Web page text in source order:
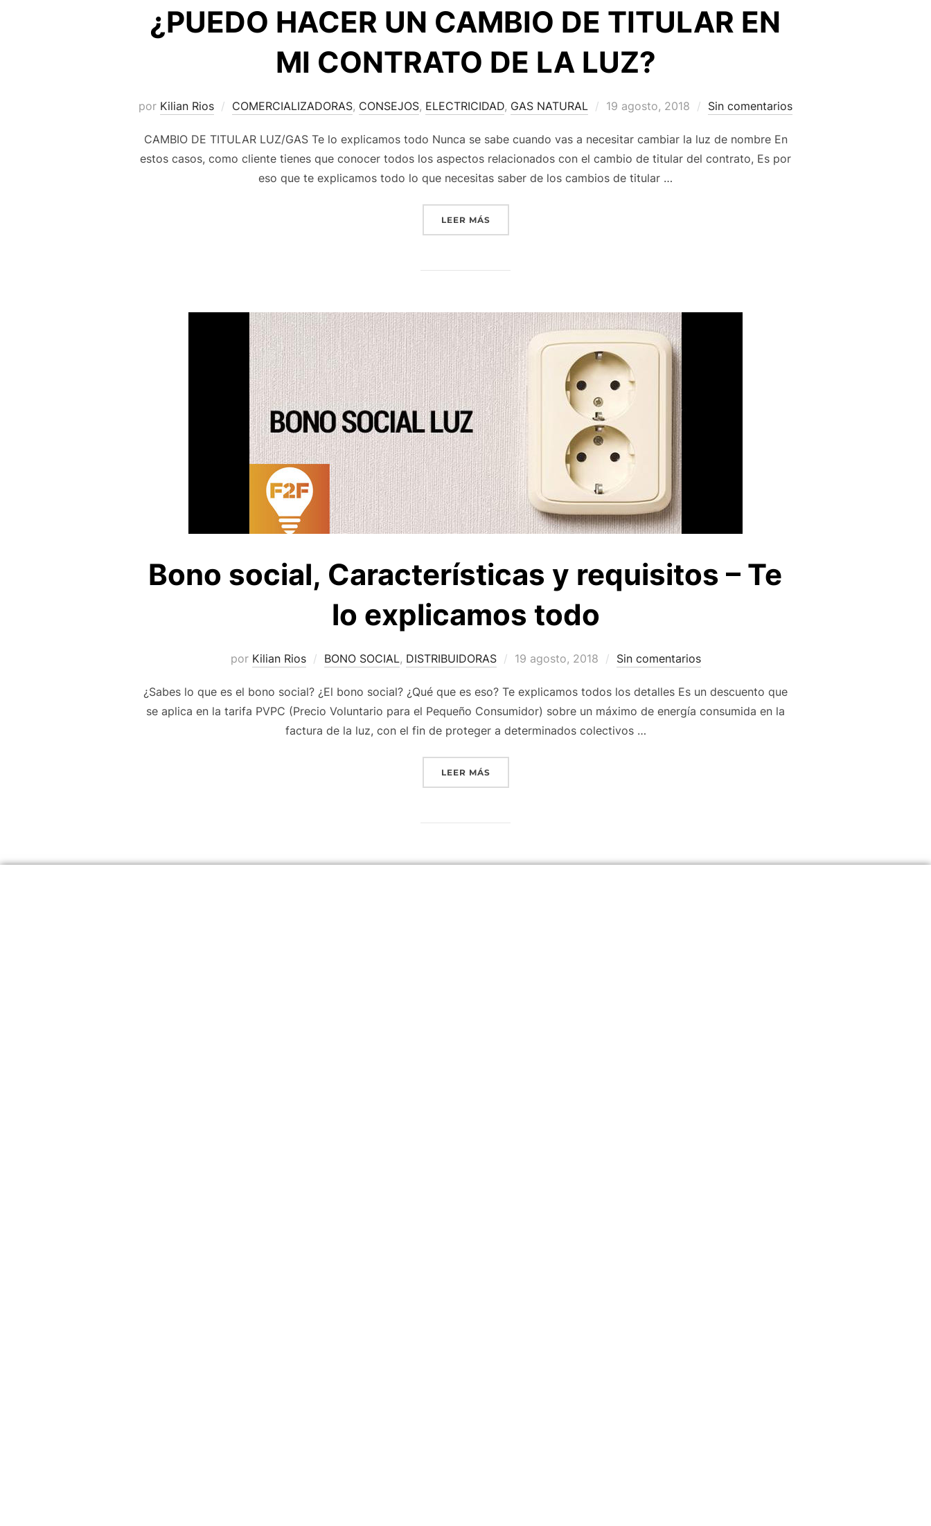
¿PUEDO HACER UN CAMBIO DE TITULAR EN
MI CONTRATO DE LA LUZ?
por Kilian Rios COMERCIALIZADORAS, CONSEJOS, ELECTRICIDAD, GAS NATURAL 19 agosto, 2018 Sin comentarios
CAMBIO DE TITULAR LUZ/GAS Te lo explicamos todo Nunca se sabe cuando vas a necesitar cambiar la luz de nombre En
estos casos, como cliente tienes que conocer todos los aspectos relacionados con el cambio de titular del contrato, Es por
eso que te explicamos todo lo que necesitas saber de los cambios de titular …
LEER MÁS
Bono social, Características y requisitos – Te
lo explicamos todo
por Kilian Rios BONO SOCIAL, DISTRIBUIDORAS 19 agosto, 2018 Sin comentarios
¿Sabes lo que es el bono social? ¿El bono social? ¿Qué que es eso? Te explicamos todos los detalles Es un descuento que
se aplica en la tarifa PVPC (Precio Voluntario para el Pequeño Consumidor) sobre un máximo de energía consumida en la
factura de la luz, con el fin de proteger a determinados colectivos …
LEER MÁS